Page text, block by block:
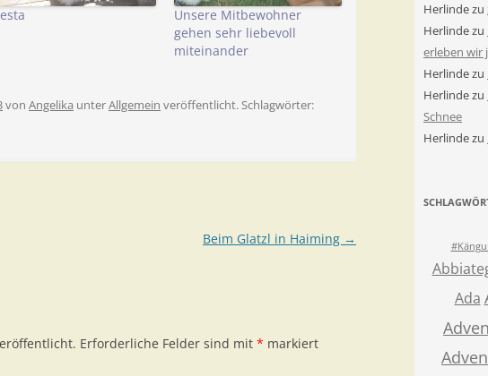
Unsere Mitbewohner
gehen sehr liebevoll
miteinander
von Angelika unterAllgemein veröffentlicht. Schlagwörter:
Beim Glatzl in Haiming →
Erforderliche Felder sind mit * markiert
Herlindezu
Herlindezu
erleben wir
Herlindezu
Herlindezu
Schnee
Herlindezu
Ada